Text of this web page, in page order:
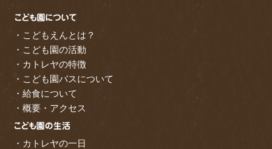
・こどもえんとは？
・こども園の活動
・カトレヤの特徴
・こども園バスについて
・給食について
・概要・アクセス
・カトレヤの一日